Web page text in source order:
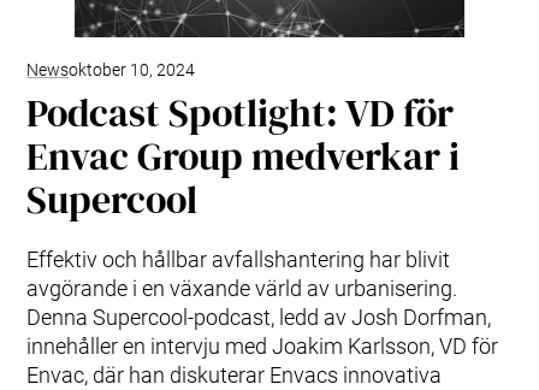
Newsoktober 10, 2024
Podcast Spotlight: VD för
Envac Group medverkar i
Supercool
Effektiv och hållbar avfallshantering har blivit
avgörande i en växande värld av urbanisering.
Denna Supercool-podcast, ledd av Josh Dorfman,
innehåller en intervju med Joakim Karlsson, VD för
Envac, där han diskuterar Envacs innovativa